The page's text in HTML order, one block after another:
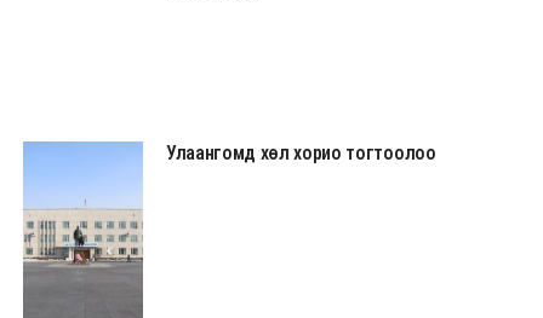
Улаангомд хөл хорио тогтоолоо